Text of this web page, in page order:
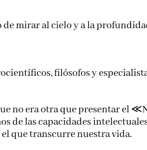
de mirar al cielo y a la
filósofos y
no era otra que presentar el
de las capacidades
que transcurre nuestra vida.